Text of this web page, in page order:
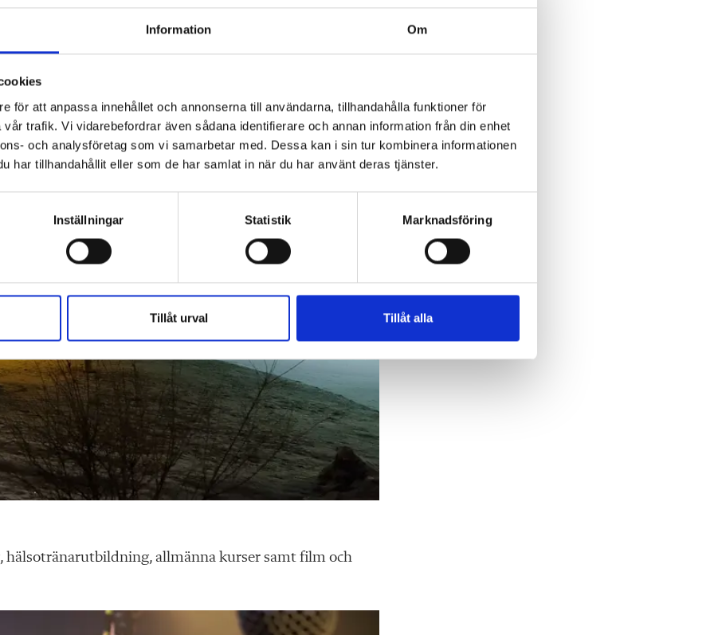
Information Om
för att anpassa innehållet och annonserna till användarna, tillhandahålla funktioner för
trafik. Vi vidarebefordrar även sådana identifierare och annan information från din enhet
och analysföretag som vi samarbetar med. Dessa kan i sin tur kombinera informationen
har tillhandahållit eller som de har samlat in när du har använt deras tjänster.
Inställningar Statistik Marknadsföring
Tillåt urval Tillåt alla
pass i animation.
startade 1874.
allmänna kurser samt film och